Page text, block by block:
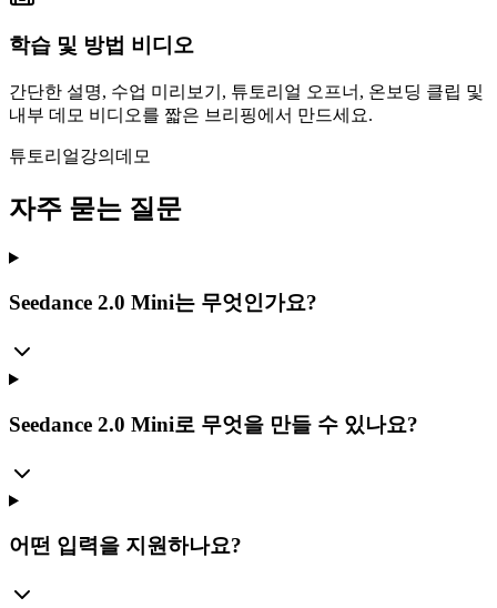
학습 및 방법 비디오
간단한 설명, 수업 미리보기, 튜토리얼 오프너, 온보딩 클립 및
내부 데모 비디오를 짧은 브리핑에서 만드세요.
튜토리얼강의 데모
자주 묻는 질문
Seedance 2.0 Mini는 무엇인가요?
Seedance 2.0 Mini로 무엇을 만들 수 있나요?
어떤 입력을 지원하나요?